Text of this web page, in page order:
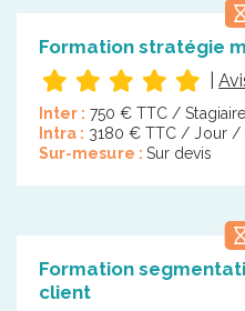
Formation stratégie
Inter : 750 € TTC /
Intra : 3180 € TTC / Jour /
Sur-mesure : Sur devis
Formation
client